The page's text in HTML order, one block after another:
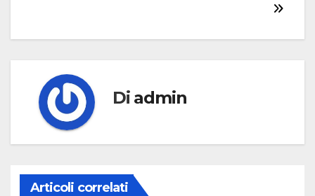
Di admin
Articoli correlati